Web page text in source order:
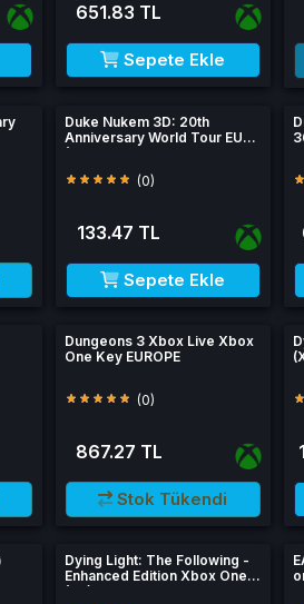
651.83 TL
Sepete Ekle
Duke Nukem 3D: 20th
Anniversary World Tour EU
(Xbox One)
(0)
133.47 TL
Sepete Ekle
Dungeons 3 Xbox Live Xbox
One Key EUROPE
(0)
867.27 TL
Stok Tükendi
Dying Light: The Following -
Enhanced Edition Xbox One
(EU)